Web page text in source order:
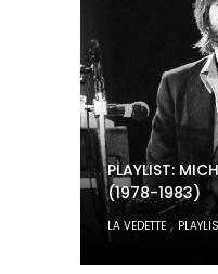
PLAYLIST:
(1978-1983)
LA VEDETTE ,